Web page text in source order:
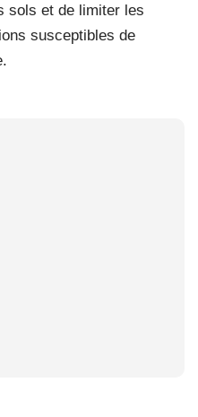
sols et de limiter les
susceptibles de